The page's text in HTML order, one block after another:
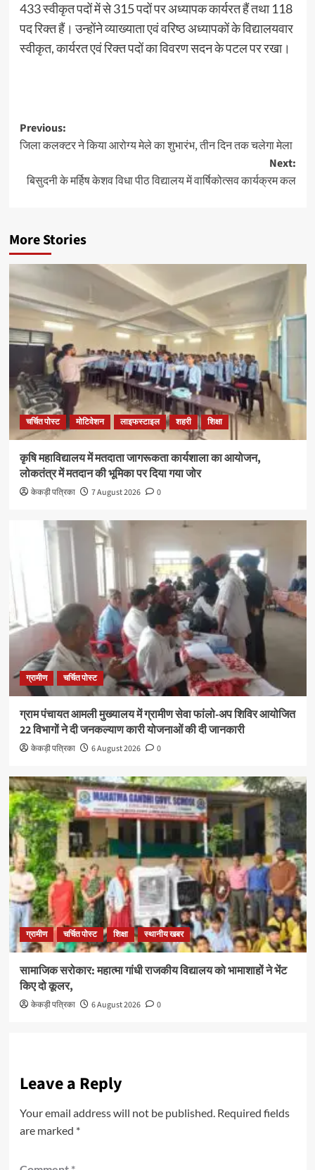
433 स्वीकृत पदों में से 315 पदों पर अध्यापक कार्यरत हैं तथा 118
पद रिक्त हैं। उन्होंने व्याख्याता एवं वरिष्ठ अध्यापकों के विद्यालयवार
स्वीकृत, कार्यरत एवं रिक्त पदों का विवरण सदन के पटल पर रखा।
Previous:
जिला कलक्टर ने किया आरोग्य मेले का शुभारंभ, तीन दिन तक चलेगा मेला
Next:
बिसुदनी के मर्हिष केशव विधा पीठ विद्यालय में वार्षिकोत्सव कार्यक्रम कल
More Stories
चर्चित पोस्ट मोटिवेशन लाइफस्टाइल शहरी शिक्षा
कृषि महाविद्यालय में मतदाता जागरूकता कार्यशाला का आयोजन,
लोकतंत्र में मतदान की भूमिका पर दिया गया जोर
केकड़ी पत्रिका 7 August 2026 0
ग्रामीण चर्चित पोस्ट
ग्राम पंचायत आमली मुख्यालय में ग्रामीण सेवा फांलो-अप शिविर आयोजित
22 विभागों ने दी जनकल्याण कारी योजनाओं की दी जानकारी
केकड़ी पत्रिका 6 August 2026 0
ग्रामीण चर्चित पोस्ट शिक्षा स्थानीय खबर
सामाजिक सरोकार: महात्मा गांधी राजकीय विद्यालय को भामाशाहों ने भेंट
किए दो कूलर,
केकड़ी पत्रिका 6 August 2026 0
Leave a Reply
Your email address will not be published. Required fields
are marked *